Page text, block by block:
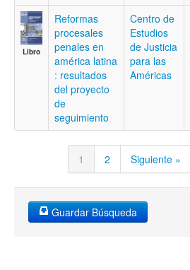
Libro
Reformas
procesales
penales en
américa latina
: resultados
del proyecto
de
seguimiento
Centro de
Estudios
de Justicia
para las
Américas
1 2 Siguiente »
Guardar Búsqueda